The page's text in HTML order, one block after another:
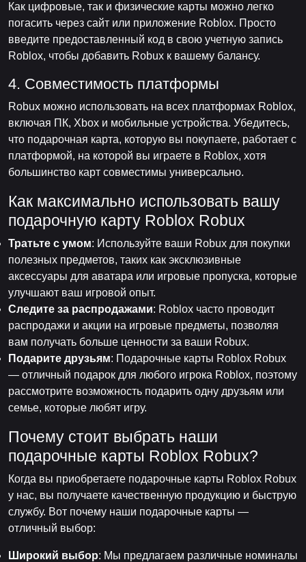
Как цифровые, так и физические карты можно легко
погасить через сайт или приложение Roblox. Просто
введите предоставленный код в свою учетную запись
Roblox, чтобы добавить Robux к вашему балансу.
4. Совместимость платформы
Robux можно использовать на всех платформах Roblox,
включая ПК, Xbox и мобильные устройства. Убедитесь,
что подарочная карта, которую вы покупаете, работает с
платформой, на которой вы играете в Roblox, хотя
большинство карт совместимы универсально.
Как максимально использовать вашу
подарочную карту Roblox Robux
Тратьте с умом: Используйте ваши Robux для покупки
полезных предметов, таких как эксклюзивные
аксессуары для аватара или игровые пропуска, которые
улучшают ваш игровой опыт.
Следите за распродажами: Roblox часто проводит
распродажи и акции на игровые предметы, позволяя
вам получать больше ценности за ваши Robux.
Подарите друзьям: Подарочные карты Roblox Robux
— отличный подарок для любого игрока Roblox, поэтому
рассмотрите возможность подарить одну друзьям или
семье, которые любят игру.
Почему стоит выбрать наши
подарочные карты Roblox Robux?
Когда вы приобретаете подарочные карты Roblox Robux
у нас, вы получаете качественную продукцию и быструю
службу. Вот почему наши подарочные карты —
отличный выбор:
Широкий выбор: Мы предлагаем различные номиналы